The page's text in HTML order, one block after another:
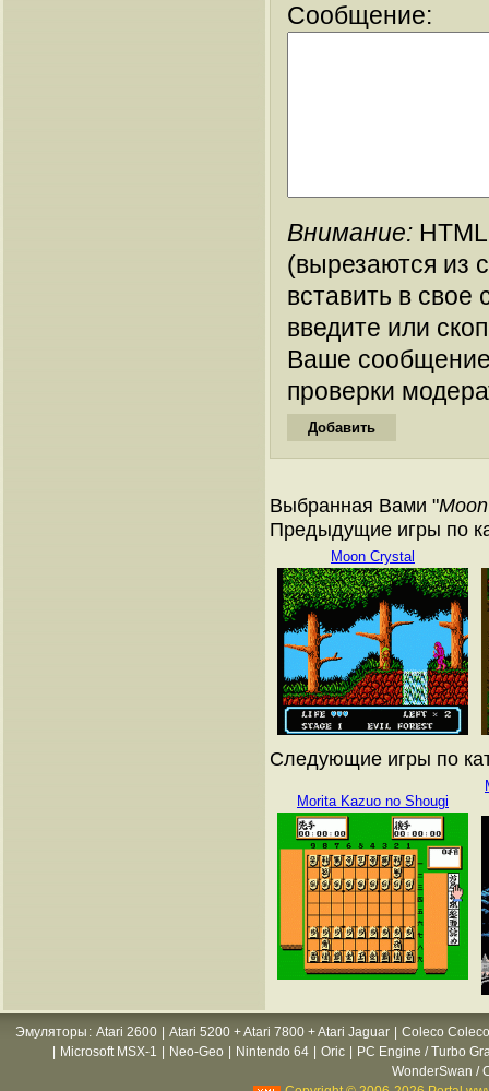
Сообщение:
Внимание:
(вырезаются из
вставить в
введите или
Ваше
проверки
Выбранная Вами "
Предыдущие игры по
Moon Crystal
Следующие игры по
Morita Kazuo no Shougi
Эмуляторы : Atari 2600 Atari 5200 + Atari 7800 + Atari Jaguar
Coleco
Microsoft MSX-1 Neo-Geo Nintendo 64 Oric
PC Engine / Turbo
WonderSwan /